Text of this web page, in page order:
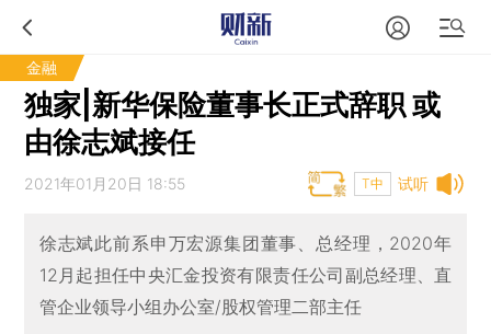
金融
独家|新华保险董事长正式辞职 或
由徐志斌接任
试听
2021年01月20日 18:55 T中
徐志斌此前系申万宏源集团董事、总经理，2020年
12月起担任中央汇金投资有限责任公司副总经理、直
管企业领导小组办公室/股权管理二部主任